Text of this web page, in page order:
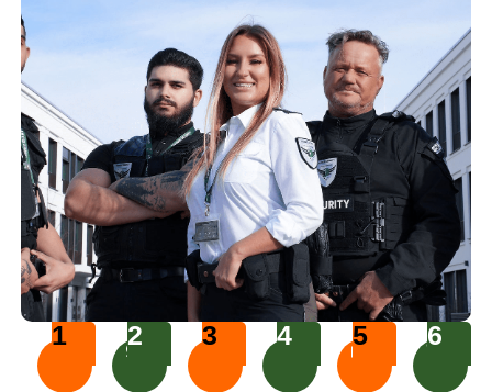
1 2 3 4 5 6